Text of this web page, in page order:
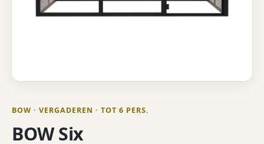
BOW · VERGADEREN · TOT 6 PERS.
BOW Six